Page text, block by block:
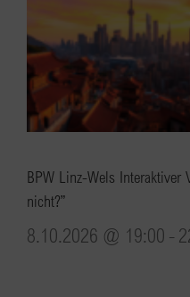
BPW Linz-Wels Interaktiver
nicht?”
8.10.2026 @ 19:00 -